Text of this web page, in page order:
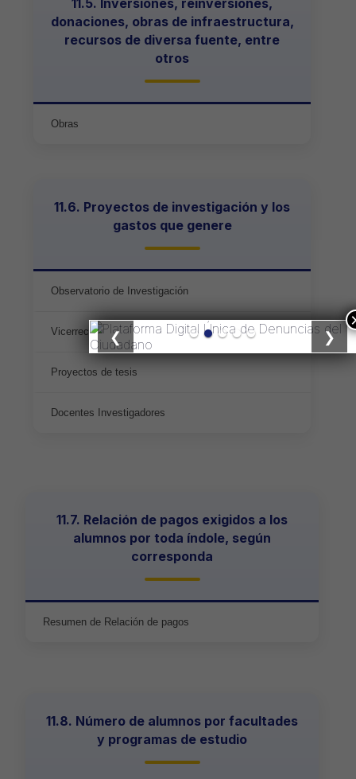
donaciones, obras de infraestructura,
recursos de diversa fuente, entre
otros
Obras
11.6. Proyectos de investigación y los
gastos que genere
Observatorio de Investigación
Vicerrectorado de Investigación
Proyectos de tesis
Docentes Investigadores
11.7. Relación de pagos exigidos a los
alumnos por toda índole, según
corresponda
Resumen de Relación de pagos
11.8. Número de alumnos por facultades
y programas de estudio
❮ ❯